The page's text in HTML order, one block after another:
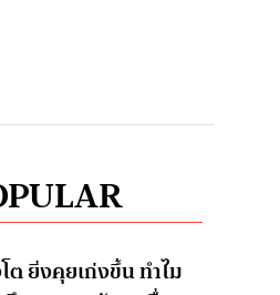
ต ยิ่งคุยเก่งขึ้น ทำไม